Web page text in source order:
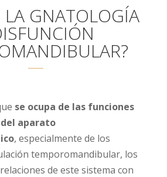
LA GNATOLOGÍA
se ocupa de las funciones
aparato
, especialmente de los
temporomandibular, los
de este sistema con